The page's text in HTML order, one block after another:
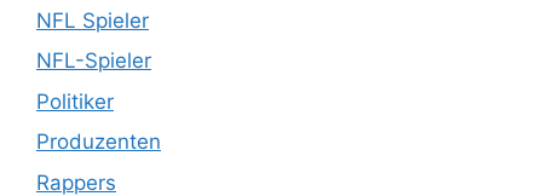
NFL Spieler
NFL-Spieler
Politiker
Produzenten
Rappers